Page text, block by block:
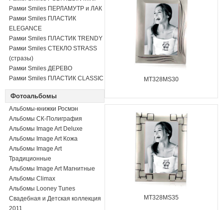
Рамки Smiles ПЕРЛАМУТР и ЛАК
Рамки Smiles ПЛАСТИК
ELEGANCE
Рамки Smiles ПЛАСТИК TRENDY
Рамки Smiles СТЕКЛО STRASS
(стразы)
Рамки Smiles ДЕРЕВО
Рамки Smiles ПЛАСТИК CLASSIC
Фотоальбомы
Альбомы-книжки Росмэн
Альбомы СК-Полиграфия
Альбомы Image Art Deluxe
Альбомы Image Art Кожа
Альбомы Image Art
Традиционные
Альбомы Image Art Магнитные
Альбомы Climax
Альбомы Looney Tunes
Свадебная и Детская коллекция
2011
MT328MS30
MT328MS35